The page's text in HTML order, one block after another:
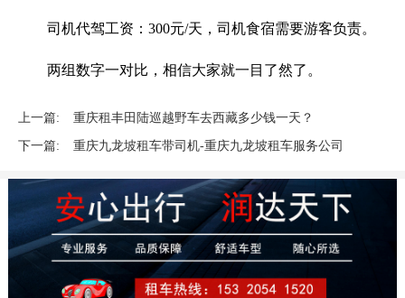
司机代驾工资：300元/天，司机食宿需要游客负责。
两组数字一对比，相信大家就一目了然了。
上一篇: 重庆租丰田陆巡越野车去西藏多少钱一天？
下一篇: 重庆九龙坡租车带司机-重庆九龙坡租车服务公司